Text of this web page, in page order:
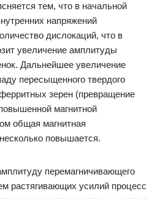
тем, что в начальной
напряжений
дислокаций, что в
увеличение амплитуды
Дальнейшее увеличение
пересыщенного твердого
зерен (превращение
магнитной
общая магнитная
повышается.
перемагничивающего
растягивающих усилий процесс